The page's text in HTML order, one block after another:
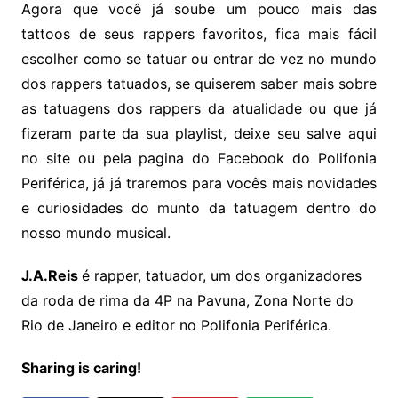
Agora que você já soube um pouco mais das
tattoos de seus rappers favoritos, fica mais fácil
escolher como se tatuar ou entrar de vez no mundo
dos rappers tatuados, se quiserem saber mais sobre
as tatuagens dos rappers da atualidade ou que já
fizeram parte da sua playlist, deixe seu salve aqui
no site ou pela pagina do Facebook do Polifonia
Periférica, já já traremos para vocês mais novidades
e curiosidades do munto da tatuagem dentro do
nosso mundo musical.
J.A.Reis é rapper, tatuador, um dos organizadores
da roda de rima da 4P na Pavuna, Zona Norte do
Rio de Janeiro e editor no Polifonia Periférica.
Sharing is caring!